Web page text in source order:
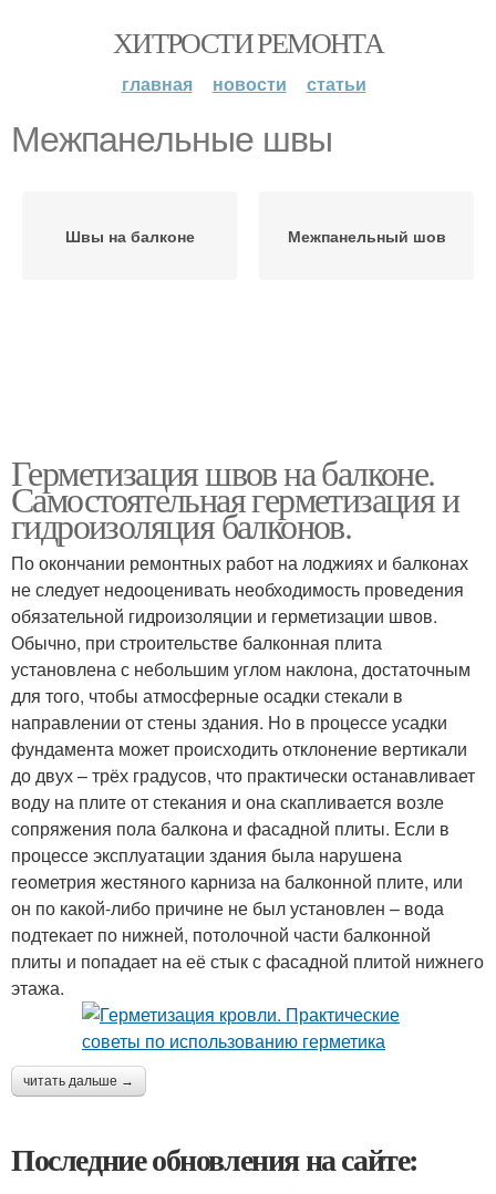
ХИТРОСТИ РЕМОНТА
главная новости статьи
Межпанельные швы
Швы на балконе Межпанельный шов
Герметизация швов на балконе.
Самостоятельная герметизация и
гидроизоляция балконов.
По окончании ремонтных работ на лоджиях и балконах
не следует недооценивать необходимость проведения
обязательной гидроизоляции и герметизации швов.
Обычно, при строительстве балконная плита
установлена с небольшим углом наклона, достаточным
для того, чтобы атмосферные осадки стекали в
направлении от стены здания. Но в процессе усадки
фундамента может происходить отклонение вертикали
до двух – трёх градусов, что практически останавливает
воду на плите от стекания и она скапливается возле
сопряжения пола балкона и фасадной плиты. Если в
процессе эксплуатации здания была нарушена
геометрия жестяного карниза на балконной плите, или
он по какой-либо причине не был установлен – вода
подтекает по нижней, потолочной части балконной
плиты и попадает на её стык с фасадной плитой нижнего
этажа.
читать дальше →
Последние обновления на сайте: